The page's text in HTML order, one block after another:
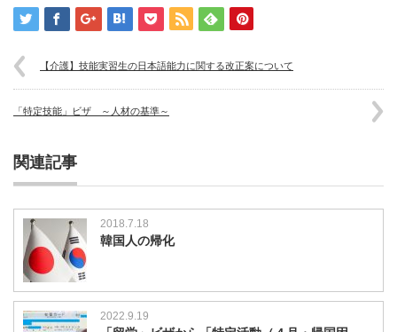
【介護】技能実習生の日本語能力に関する改正案について
「特定技能」ビザ ～人材の基準～
関連記事
2018.7.18
韓国人の帰化
2022.9.19